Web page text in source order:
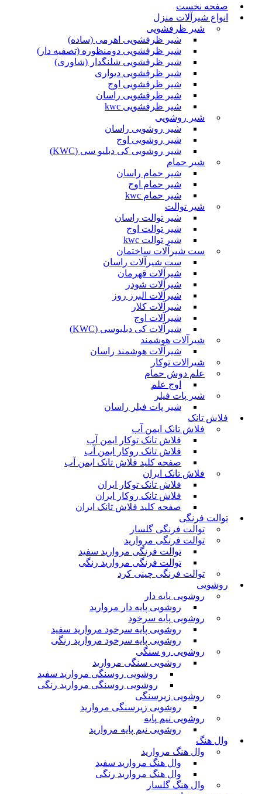
صفحه نخست
انواع شیرآلات منزل
شیر ظرفشویی
شیر ظرفشویی اهرمی (ساده)
شیر ظرفشویی دومنظوره (تصفیه دار)
شیر ظرفشویی شلنگدار (شاوری)
شیر ظرفشویی دیواری
شیر ظرفشویی اوج
شیر ظرفشویی راسان
شیر ظرفشویی kwc
شیر روشویی
شیر روشویی راسان
شیر روشویی اوج
شیر روشویی کی دبلیو سی (KWC)
شیر حمام
شیر حمام راسان
شیر حمام اوج
شیر حمام kwc
شیر توالت
شیر توالت راسان
شیر توالت اوج
شیر توالت kwc
ست شیرآلات ساختمان
ست شیرآلات راسان
شیرآلات قهرمان
شیرآلات شودر
شیرآلات البرز روز
شیرآلات کلار
شیرآلات اوج
شیرآلات کی دبلیوسی (KWC)
شیرآلات هوشمند
شیرآلات هوشمند راسان
شیرالات توکار
علم دوش حمام
اوج علم
شیر پات فیلر
شیر پات فیلر راسان
فلاش تانک
فلاش تانک ایمن آب
فلاش تانک توکار ایمن آب
فلاش تانک روکار ایمن آب
صفحه کلید فلاش تانک ایمن آب
فلاش تانک ایران
فلاش تانک توکار ایران
فلاش تانک روکار ایران
صفحه کلید فلاش تانک ایران
توالت فرنگی
توالت فرنگی گلسار
توالت فرنگی مروارید
توالت فرنگی مروارید سفید
توالت فرنگی مروارید رنگی
توالت فرنگی چینی کرد
روشویی
روشویی پایه دار
روشویی پایه دار مروارید
روشویی پایه سرخود
روشویی پایه سرخود مروارید سفید
روشویی پایه سرخود مروارید رنگی
روشویی رو سنگی
روشویی سنگی مروارید
روشویی روسنگی مروارید سفید
روشویی روسنگی مروارید رنگی
روشویی زیرسنگی
روشویی زیرسنگی مروارید
روشویی نیم پایه
روشویی نیم پایه مروارید
وال هنگ
وال هنگ مروارید
وال هنگ مروارید سفید
وال هنگ مروارید رنگی
وال هنگ گلسار